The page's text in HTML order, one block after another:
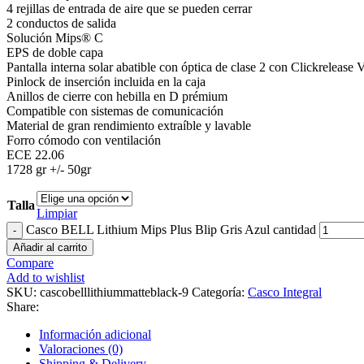
4 rejillas de entrada de aire que se pueden cerrar
2 conductos de salida
Solución Mips® C
EPS de doble capa
Pantalla interna solar abatible con óptica de clase 2 con Clickrelease
Pinlock de inserción incluida en la caja
Anillos de cierre con hebilla en D prémium
Compatible con sistemas de comunicación
Material de gran rendimiento extraíble y lavable
Forro cómodo con ventilación
ECE 22.06
1728 gr +/- 50gr
Talla
Limpiar
Casco BELL Lithium Mips Plus Blip Gris Azul cantidad
Añadir al carrito
Compare
Add to wishlist
SKU: cascobelllithiummatteblack-9 Categoría: Casco Integral
Share:
Información adicional
Valoraciones (0)